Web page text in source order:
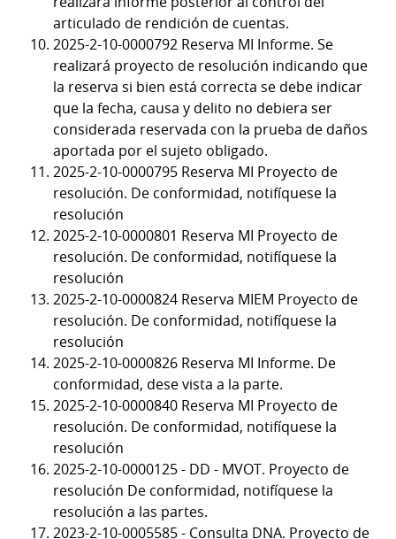
articulado de rendición de cuentas.
2025-2-10-0000792 Reserva MI Informe. Se
realizará proyecto de resolución indicando que
la reserva si bien está correcta se debe indicar
que la fecha, causa y delito no debiera ser
considerada reservada con la prueba de daños
aportada por el sujeto obligado.
2025-2-10-0000795 Reserva MI Proyecto de
resolución. De conformidad, notifíquese la
resolución
2025-2-10-0000801 Reserva MI Proyecto de
resolución. De conformidad, notifíquese la
resolución
2025-2-10-0000824 Reserva MIEM Proyecto de
resolución. De conformidad, notifíquese la
resolución
2025-2-10-0000826 Reserva MI Informe. De
conformidad, dese vista a la parte.
2025-2-10-0000840 Reserva MI Proyecto de
resolución. De conformidad, notifíquese la
resolución
2025-2-10-0000125 - DD - MVOT. Proyecto de
resolución De conformidad, notifíquese la
resolución a las partes.
2023-2-10-0005585 - Consulta DNA. Proyecto de